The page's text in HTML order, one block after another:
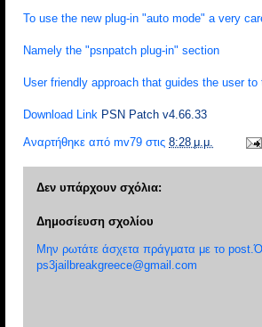
To use the new plug-in "auto mode" a very
Namely the "psnpatch plug-in" section
User friendly approach that guides the user to
Download Link PSN Patch v4.66.33
Αναρτήθηκε από mv79 στις 8:28 μ.μ.
Δεν υπάρχουν σχόλια:
Δημοσίευση σχολίου
Μην ρωτάτε άσχετα πράγματα με το
ps3jailbreakgreece@gmail.com